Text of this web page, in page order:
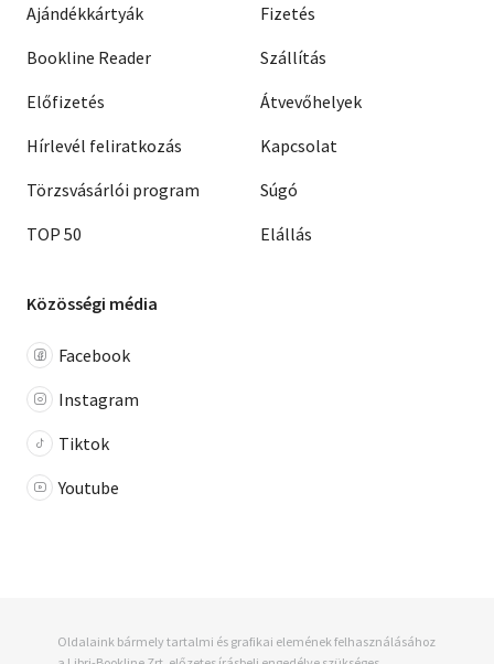
Ajándékkártyák
Bookline Reader
Előfizetés
Hírlevél feliratkozás
Törzsvásárlói program
TOP 50
Fizetés
Szállítás
Átvevőhelyek
Kapcsolat
Súgó
Elállás
Közösségi média
Facebook
Instagram
Tiktok
Youtube
Oldalaink bármely tartalmi és grafikai elemének felhasználásához